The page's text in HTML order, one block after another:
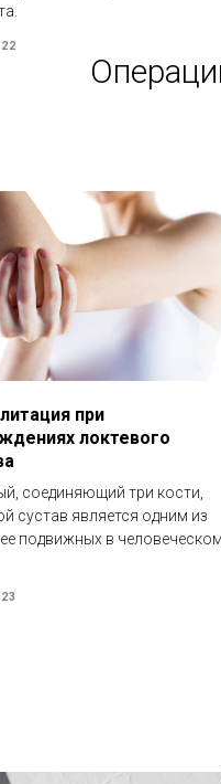
при
локтевого
соединяющий три кости,
сустав является одним из
подвижных в человеческом